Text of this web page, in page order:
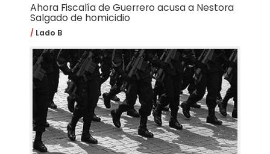
Ahora Fiscalía de Guerrero acusa a Nestora
Salgado de homicidio
Lado B